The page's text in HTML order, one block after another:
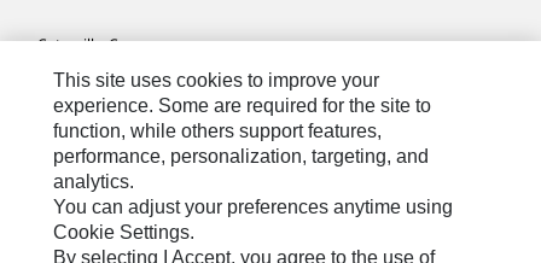
Caterpillar.com
Связаться С Caterpillar
Карта Сайта
Cookie Settings
Юридическая Информация
Конфиденциальность Личных Данных
This site uses cookies to improve your
experience. Some are required for the site to
function, while others support features,
performance, personalization, targeting, and
analytics.
You can adjust your preferences anytime using
Cookie Settings.
By selecting I Accept, you agree to the use of